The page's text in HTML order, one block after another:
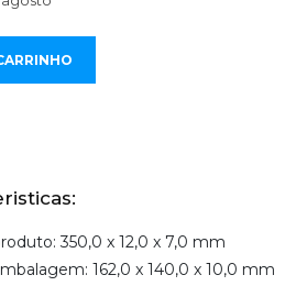
350,0 x 12,0 x 7,0 mm
162,0 x 140,0 x 10,0 mm